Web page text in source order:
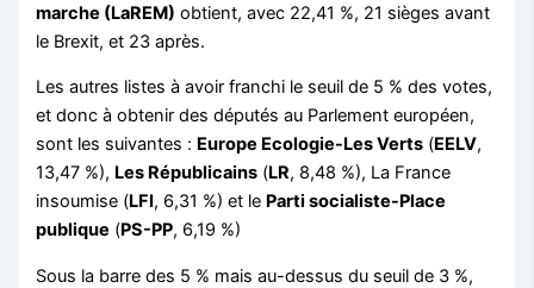
marche (LaREM) obtient, avec 22,41 %, 21 sièges avant
le Brexit, et 23 après.
Les autres listes à avoir franchi le seuil de 5 % des votes,
et donc à obtenir des députés au Parlement européen,
sont les suivantes : Europe Ecologie-Les Verts (EELV,
13,47 %), Les Républicains (LR, 8,48 %), La France
insoumise (LFI, 6,31 %) et le Parti socialiste-Place
publique (PS-PP, 6,19 %)
Sous la barre des 5 % mais au-dessus du seuil de 3 %,